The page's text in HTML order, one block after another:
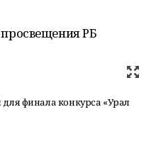
РБ
финала конкурса «Урал